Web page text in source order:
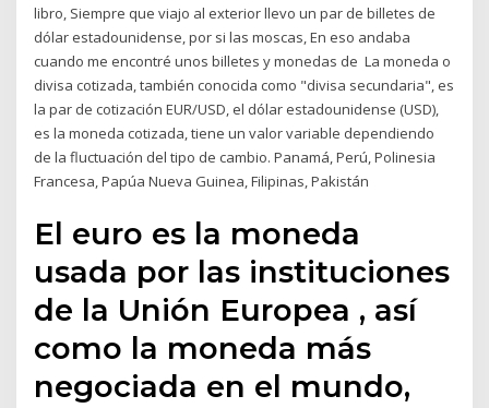
libro, Siempre que viajo al exterior llevo un par de billetes de
dólar estadounidense, por si las moscas, En eso andaba
cuando me encontré unos billetes y monedas de La moneda o
divisa cotizada, también conocida como "divisa secundaria", es
la par de cotización EUR/USD, el dólar estadounidense (USD),
es la moneda cotizada, tiene un valor variable dependiendo
de la fluctuación del tipo de cambio. Panamá, Perú, Polinesia
Francesa, Papúa Nueva Guinea, Filipinas, Pakistán
El euro es la moneda
usada por las instituciones
de la Unión Europea , así
como la moneda más
negociada en el mundo,